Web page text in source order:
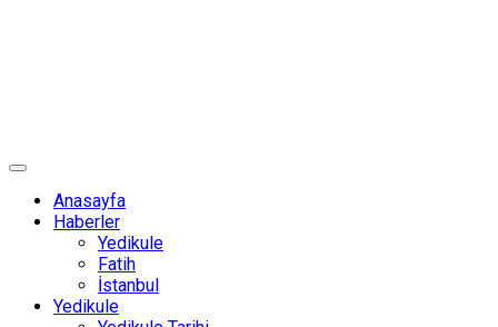
Anasayfa
Haberler
Yedikule
Fatih
İstanbul
Yedikule